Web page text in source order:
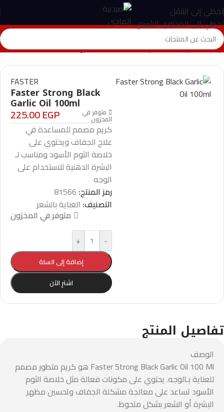
تخطي إلى التنقل
تخطي إلى المحتوى الرئيسي
الرئيسية>المتجر>العناية بالشعر>
Faster Strong Black Garlic Oil 100ml
FASTER
Faster Strong Black
Garlic Oil 100ml
متوفر في
المخزون 225.00EGP
كريم مصمم للمساعدة في
علاج الجفاف ويحتوي على
خلاصة الثوم الأسود ومناسب لـ
البشرة الدهنية للاستخدام على
الوجه
رمز المنتج: 81566
التصنيف: العناية بالشعر
متوفر في المخزون
-
+
إضافة إلى السلة
اشترِ الآن
تفاصيل المنتج
الوصف
Faster Strong Black Garlic Oil 100 Ml هو كريم متطور مصمم
للعناية بـالوجه. يحتوي على مكونات فعالة مثل خلاصة الثوم
الأسود تساعد على معالجة مشكلة الجفاف وتحسين مظهر
البشرة أو الشعر بشكل ملحوظ.